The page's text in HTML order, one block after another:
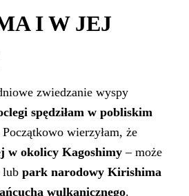
I W JEJ
zwiedzanie wyspy
spędziłam w pobliskim
Początkowo wierzyłam, że
w okolicy Kagoshimy – może
lub park narodowy Kirishima
wulkanicznego.